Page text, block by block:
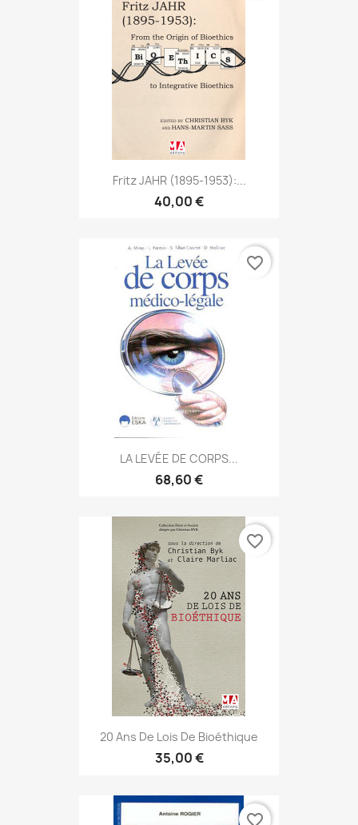
Fritz JAHR (1895-1953):...
40,00 €
LA LEVÉE DE CORPS...
68,60 €
favorite_border
20 Ans De Lois De Bioéthique
35,00 €
favorite_border
favorite_border